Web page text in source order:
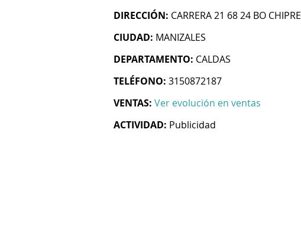
DIRECCIÓN: CARRERA 21 68 24 BO CHIPRE
CIUDAD: MANIZALES
DEPARTAMENTO: CALDAS
TELÉFONO: 3150872187
VENTAS: Ver evolución en ventas
ACTIVIDAD: Publicidad